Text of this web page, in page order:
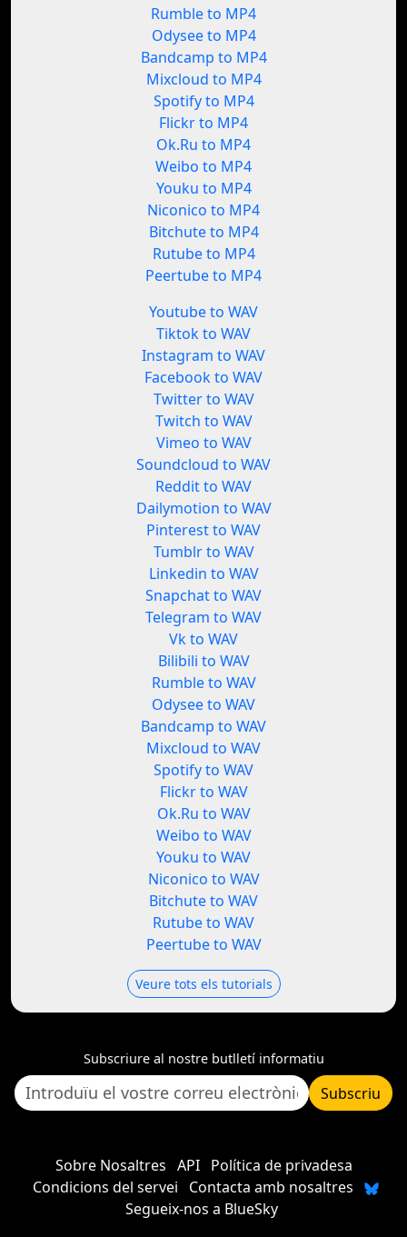
Rumble to MP4
Odysee to MP4
Bandcamp to MP4
Mixcloud to MP4
Spotify to MP4
Flickr to MP4
Ok.Ru to MP4
Weibo to MP4
Youku to MP4
Niconico to MP4
Bitchute to MP4
Rutube to MP4
Peertube to MP4
Youtube to WAV
Tiktok to WAV
Instagram to WAV
Facebook to WAV
Twitter to WAV
Twitch to WAV
Vimeo to WAV
Soundcloud to WAV
Reddit to WAV
Dailymotion to WAV
Pinterest to WAV
Tumblr to WAV
Linkedin to WAV
Snapchat to WAV
Telegram to WAV
Vk to WAV
Bilibili to WAV
Rumble to WAV
Odysee to WAV
Bandcamp to WAV
Mixcloud to WAV
Spotify to WAV
Flickr to WAV
Ok.Ru to WAV
Weibo to WAV
Youku to WAV
Niconico to WAV
Bitchute to WAV
Rutube to WAV
Peertube to WAV
Veure tots els tutorials
Subscriure al nostre butlletí informatiu
Subscriu
Sobre Nosaltres API
Política de privadesa
Condicions del servei
Contacta amb nosaltres
Segueix-nos a BlueSky